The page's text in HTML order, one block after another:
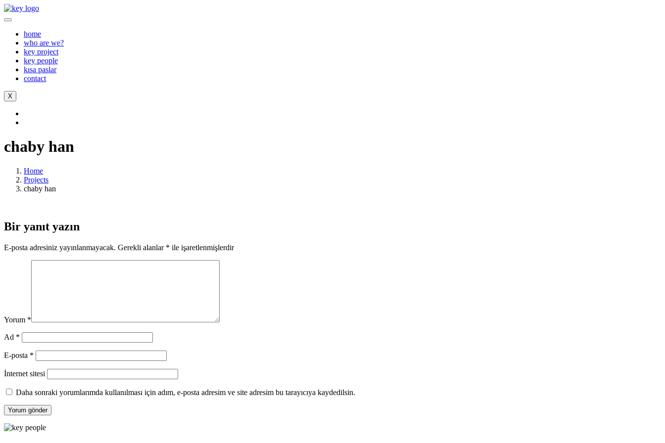
home
who are we?
key project
key people
kısa paslar
contact
X
chaby han
Home
Projects
chaby han
Bir yanıt yazın
E-posta adresiniz yayınlanmayacak. Gerekli alanlar * ile işaretlenmişlerdir
Yorum *
Ad *
E-posta *
İnternet sitesi
Daha sonraki yorumlarımda kullanılması için adım, e-posta adresim ve site adresim bu tarayıcıya kaydedilsin.